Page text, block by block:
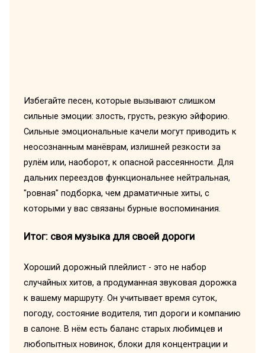
Избегайте песен, которые вызывают слишком
сильные эмоции: злость, грусть, резкую эйфорию.
Сильные эмоциональные качели могут приводить к
неосознанным манёврам, излишней резкости за
рулём или, наоборот, к опасной рассеянности. Для
дальних переездов функциональнее нейтральная,
"ровная" подборка, чем драматичные хиты, с
которыми у вас связаны бурные воспоминания.
Итог: своя музыка для своей дороги
Хороший дорожный плейлист - это не набор
случайных хитов, а продуманная звуковая дорожка
к вашему маршруту. Он учитывает время суток,
погоду, состояние водителя, тип дороги и компанию
в салоне. В нём есть баланс старых любимцев и
любопытных новинок, блоки для концентрации и